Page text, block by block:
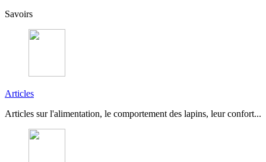
Savoirs
Articles
Articles sur l'alimentation, le comportement des lapins, leur confort...